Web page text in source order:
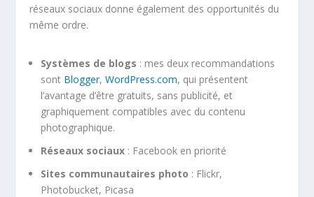
réseaux sociaux donne également des opportunités du
même ordre.
Systèmes de blogs : mes deux recommandations
sont Blogger,WordPress.com, qui présentent
l’avantage d’être gratuits, sans publicité, et
graphiquement compatibles avec du contenu
photographique.
Réseaux sociaux : Facebook en priorité
Sites communautaires photo : Flickr,
Photobucket, Picasa